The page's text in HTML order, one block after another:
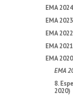
EMA 2024
EMA 2023
EMA 2022
EMA 2021
EMA 2020
EMA
8.
2020)